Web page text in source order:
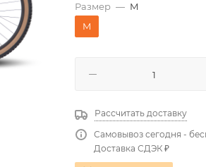
Размер — M
M
Рассчитать доставку
Самовывоз сегодня -
Доставка СДЭК ₽